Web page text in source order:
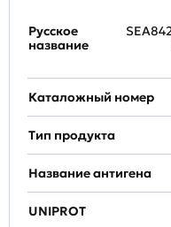
Русское
название
Каталожный номер
Тип продукта
Название антигена
UNIPROT